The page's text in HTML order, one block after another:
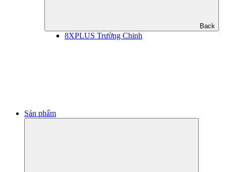
Back
8XPLUS Trường Chinh
Sản phẩm